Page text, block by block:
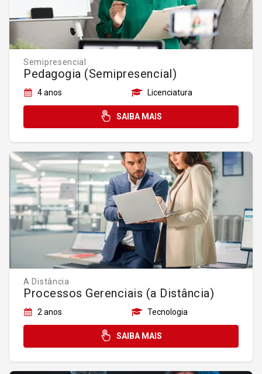
Semipresencial
Pedagogia (Semipresencial)
4 anos Licenciatura
SAIBA MAIS
A Distância
Processos Gerenciais (a Distância)
2 anos Tecnologia
SAIBA MAIS